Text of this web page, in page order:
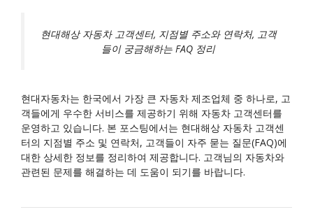
현대해상 자동차 고객센터, 지점별 주소와 연락처, 고객
들이 궁금해하는 FAQ 정리
현대자동차는 한국에서 가장 큰 자동차 제조업체 중 하나로, 고
객들에게 우수한 서비스를 제공하기 위해 자동차 고객센터를
운영하고 있습니다. 본 포스팅에서는 현대해상 자동차 고객센
터의 지점별 주소 및 연락처, 고객들이 자주 묻는 질문(FAQ)에
대한 상세한 정보를 정리하여 제공합니다. 고객님의 자동차와
관련된 문제를 해결하는 데 도움이 되기를 바랍니다.